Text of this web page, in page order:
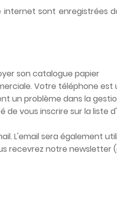
sont enregistrées
son catalogue papier
Votre téléphone est
un problème dans la
de vous inscrire sur la liste
L'email sera également
recevrez notre newsletter